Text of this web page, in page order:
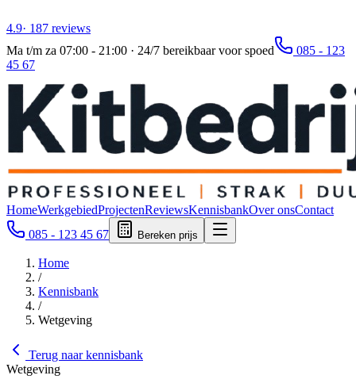
4.9· 187 reviews
Ma t/m za 07:00 - 21:00 · 24/7 bereikbaar voor spoed
085 - 123
45 67
HomeWerkgebiedProjectenReviewsKennisbankOver onsContact
085 - 123 45 67
Bereken prijs
Home
/
Kennisbank
/
Wetgeving
Terug naar kennisbank
Wetgeving